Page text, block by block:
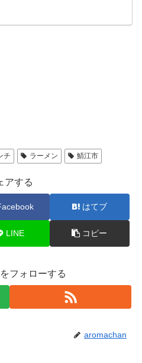
チ ラーメン 鯖江市
アする
はてブ
LINE コピー
フォローする
aromachan